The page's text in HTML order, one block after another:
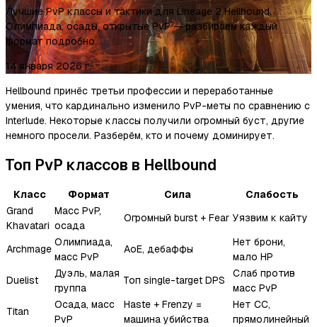
Лучшие PvP классы и тактики для Lineage 2 Hellbound.
Олимпиада, осады, открытые PvP — разбираем каждый
формат подробно.
14 января 2026 г.
Hellbound принёс третьи профессии и переработанные
умения, что кардинально изменило PvP-меты по сравнению с
Interlude. Некоторые классы получили огромный буст, другие
немного просели. Разберём, кто и почему доминирует.
Топ PvP классов в Hellbound
Класс Формат Сила
Слабость
Grand
Khavatari
Масс PvP,
осада
Огромный burst + Fear Уязвим к кайту
Archmage
Олимпиада,
масс PvP
AoE, дебаффы
Нет брони,
мало HP
Duelist
Дуэль, малая
группа
Топ single-target DPS
Слаб против
масс PvP
Titan
Осада, масс
PvP
Haste + Frenzy =
машина убийства
Нет CC,
прямолинейный